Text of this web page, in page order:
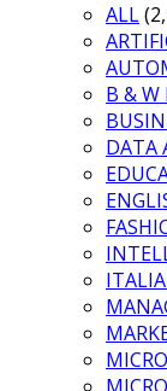
ALL
B & W
DATA